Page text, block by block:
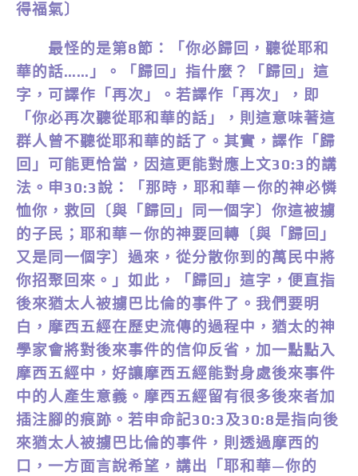
得福氣〕
最怪的是第8節：「你必歸回，聽從耶和
華的話……」。「歸回」指什麼？「歸回」這
字，可譯作「再次」。若譯作「再次」，即
「你必再次聽從耶和華的話」，則這意味著這
群人曾不聽從耶和華的話了。其實，譯作「歸
回」可能更恰當，因這更能對應上文30:3的講
法。申30:3說：「那時，耶和華－你的神必憐
恤你，救回〔與「歸回」同一個字〕你這被擄
的子民；耶和華－你的神要回轉〔與「歸回」
又是同一個字〕過來，從分散你到的萬民中將
你招聚回來。」如此，「歸回」這字，便直指
後來猶太人被擄巴比倫的事件了。我們要明
白，摩西五經在歷史流傳的過程中，猶太的神
學家會將對後來事件的信仰反省，加一點點入
摩西五經中，好讓摩西五經能對身處後來事件
中的人產生意義。摩西五經留有很多後來者加
插注腳的痕跡。若申命記30:3及30:8是指向後
來猶太人被擄巴比倫的事件，則透過摩西的
口，一方面言說希望，講出「耶和華—你的